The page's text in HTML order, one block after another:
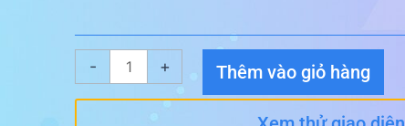
-
diện
+ Thêm vào giỏ hàng